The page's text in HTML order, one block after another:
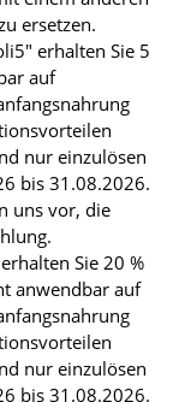
ersetzen.
erhalten Sie 5
auf
nur einzulösen
bis 31.08.2026.
uns vor, die
Sie 20 %
anwendbar auf
nur einzulösen
bis 31.08.2026.